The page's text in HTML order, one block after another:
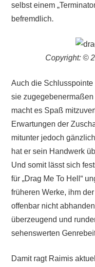
selbst einem
befremdlich.
Copyright: ©
Auch die
sie
macht es Spaß
Erwartungen der
mitunter jedoch
hat er sein Handwerk
Und somit lässt sich
für „Drag Me To Hell“
früheren Werke, ihm
offenbar nicht
überzeugend und
sehenswerten
Damit ragt Raimis